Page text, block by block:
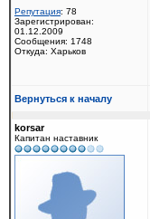
Репутация: 78
Зарегистрирован:
01.12.2009
Сообщения: 1748
Откуда: Харьков
Вернуться к началу
korsar
Капитан наставник